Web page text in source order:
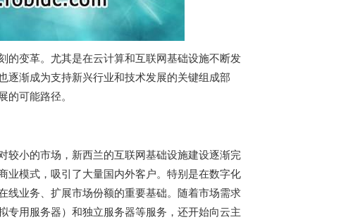
的变革。尤其是在云计算和互联网基础设施不断发
逐渐成为支持新兴行业和技术发展的关键组成部
可能路径。
较小的市场，新西兰的互联网基础设施建设逐渐完
业模式，吸引了大量国内外客户。特别是在数字化
线业务、扩展市场份额的重要基础。随着市场需求
专用服务器）和独立服务器等服务，还开始向云主